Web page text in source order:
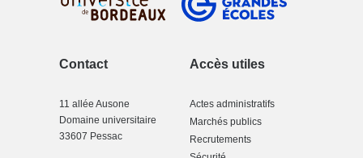
Contact
11 allée Ausone
Domaine universitaire
33607 Pessac
Accès utiles
Actes administratifs
Marchés publics
Recrutements